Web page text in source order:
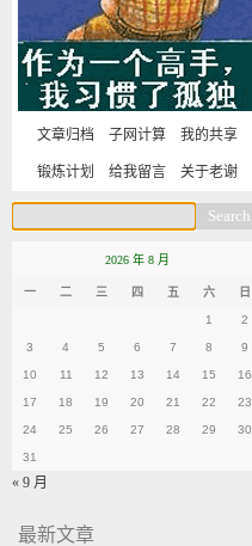
文章归档 子网计算 我的共享
锻炼计划 给我留言 关于老谢
2026 年 8 月
一 二 三 四 五 六 日
1 2
3 4 5 6 7 8 9
10 11 12 13 14 15 16
17 18 19 20 21 22 23
24 25 26 27 28 29 30
31
« 9 月
最新文章